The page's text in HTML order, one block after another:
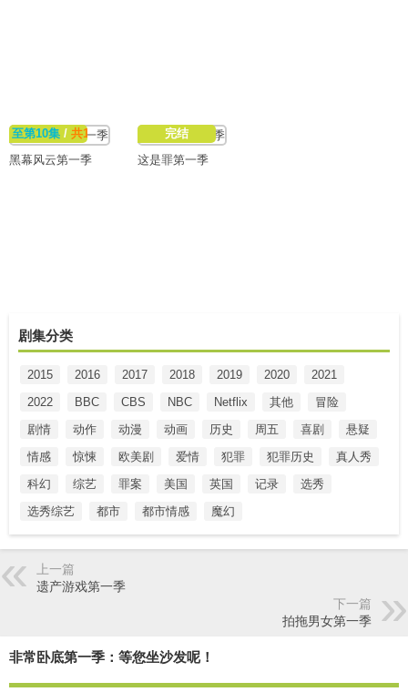
至第10集 / 共10集
黑幕风云第一季
完结
这是罪第一季
剧集分类
2015 2016 2017 2018 2019 2020
2021
2022
BBC CBS NBC Netflix 其他
冒险
剧情
动作 动漫 动画 历史 周五 喜剧
悬疑
情感
惊悚 欧美剧 爱情 犯罪 犯罪历史
真人秀
科幻
综艺 罪案 美国 英国 记录
选秀
选秀综艺
都市 都市情感 魔幻
上一篇
遗产游戏第一季
下一篇
拍拖男女第一季
非常卧底第一季：等您坐沙发呢！